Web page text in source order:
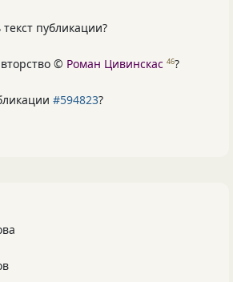
публикации?
© Роман Цивинскас 46?
#594823?